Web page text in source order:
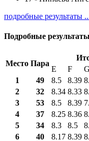
подробные результаты
Подробные результаты
Место Пара
E F G
1
49 8.5 8.39
2
32 8.34 8.33
3
53 8.5 8.39
4
37 8.25 8.36
5
34 8.3 8.5
6
40 8.17 8.39